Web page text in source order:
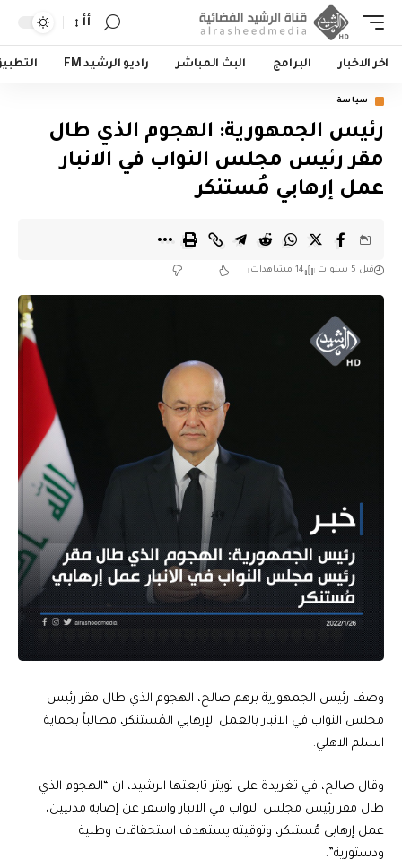
أأ
اخر الاخبار البرامج البث المباشر راديو الرشيد FM
سياسة
رئيس الجمهورية: الهجوم الذي طال
مقر رئيس مجلس النواب في الانبار
عمل إرهابي مُستنكر
قبل 5 سنوات 14 مشاهدات
وصف رئيس الجمهورية برهم صالح، الهجوم الذي طال مقر رئيس
مجلس النواب في الانبار بالعمل الإرهابي المُستنكر، مطالباً بحماية
السلم الاهلي.
وقال صالح، في تغريدة على تويتر تابعتها الرشيد، ان “الهجوم الذي
طال مقر رئيس مجلس النواب في الانبار واسفر عن إصابة مدنيين،
عمل إرهابي مُستنكر، وتوقيته يستهدف استحقاقات وطنية
ودستورية”.